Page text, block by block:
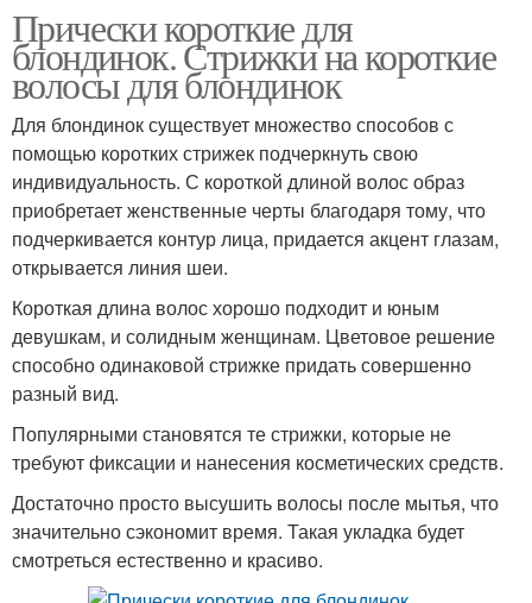
Прически короткие для
блондинок. Стрижки на короткие
волосы для блондинок
Для блондинок существует множество способов с
помощью коротких стрижек подчеркнуть свою
индивидуальность. С короткой длиной волос образ
приобретает женственные черты благодаря тому, что
подчеркивается контур лица, придается акцент глазам,
открывается линия шеи.
Короткая длина волос хорошо подходит и юным
девушкам, и солидным женщинам. Цветовое решение
способно одинаковой стрижке придать совершенно
разный вид.
Популярными становятся те стрижки, которые не
требуют фиксации и нанесения косметических средств.
Достаточно просто высушить волосы после мытья, что
значительно сэкономит время. Такая укладка будет
смотреться естественно и красиво.